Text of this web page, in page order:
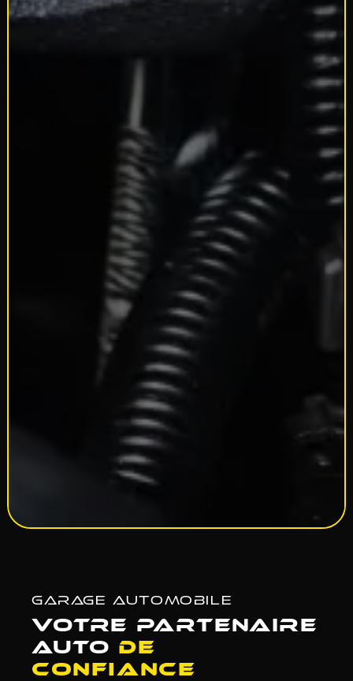
GARAGE AUTOMOBILE
Votre partenaire
auto de
confiance